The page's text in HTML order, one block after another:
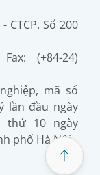
CTCP. Số 200
(+84-24)
mã số
lần đầu ngày
thứ 10 ngày
phố Hà Nội.